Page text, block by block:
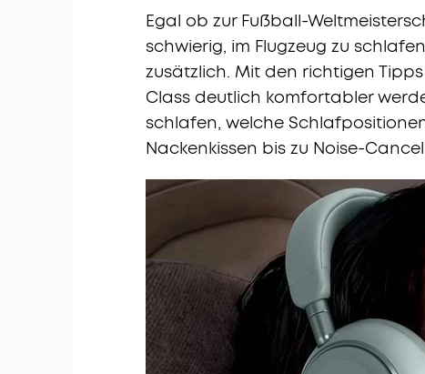
Egal ob zur Fußball-
schwierig, im Flugzeug zu
zusätzlich. Mit den richtigen
Class deutlich komfortabler
schlafen, welche
Nackenkissen bis zu Noise-